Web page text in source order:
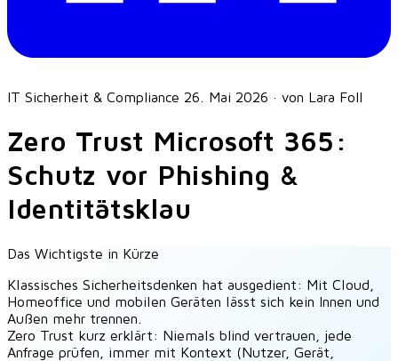
IT Sicherheit & Compliance 26. Mai 2026 · von Lara Foll
Zero Trust Microsoft 365:
Schutz vor Phishing &
Identitätsklau
Das Wichtigste in Kürze
Klassisches Sicherheitsdenken hat ausgedient: Mit Cloud,
Homeoffice und mobilen Geräten lässt sich kein Innen und
Außen mehr trennen.
Zero Trust kurz erklärt: Niemals blind vertrauen, jede
Anfrage prüfen, immer mit Kontext (Nutzer, Gerät,